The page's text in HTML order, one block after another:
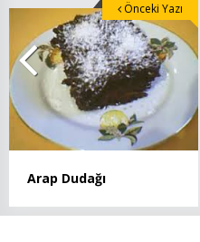
Arap Dudağı
Önceki Yazı